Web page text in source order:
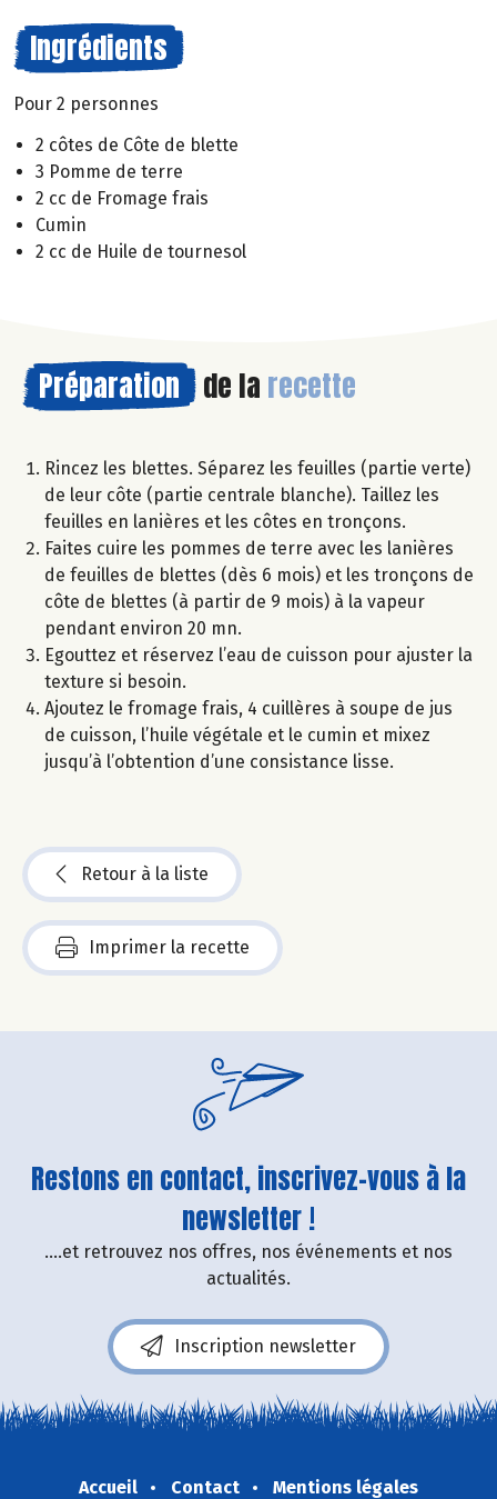
Ingrédients
Pour 2 personnes
2 côtes de Côte de blette
3 Pomme de terre
2 cc de Fromage frais
Cumin
2 cc de Huile de tournesol
Préparation de la recette
Rincez les blettes. Séparez les feuilles (partie verte)
de leur côte (partie centrale blanche). Taillez les
feuilles en lanières et les côtes en tronçons.
Faites cuire les pommes de terre avec les lanières
de feuilles de blettes (dès 6 mois) et les tronçons de
côte de blettes (à partir de 9 mois) à la vapeur
pendant environ 20 mn.
Egouttez et réservez l’eau de cuisson pour ajuster la
texture si besoin.
Ajoutez le fromage frais, 4 cuillères à soupe de jus
de cuisson, l’huile végétale et le cumin et mixez
jusqu’à l’obtention d’une consistance lisse.
Retour à la liste
Imprimer la recette
Restons en contact, inscrivez-vous à la
newsletter !
....et retrouvez nos offres, nos événements et nos
actualités.
Inscription newsletter
Accueil Contact
Mentions légales